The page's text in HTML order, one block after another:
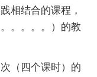
相结合的课程，
。。。。）的教
（四个课时）的